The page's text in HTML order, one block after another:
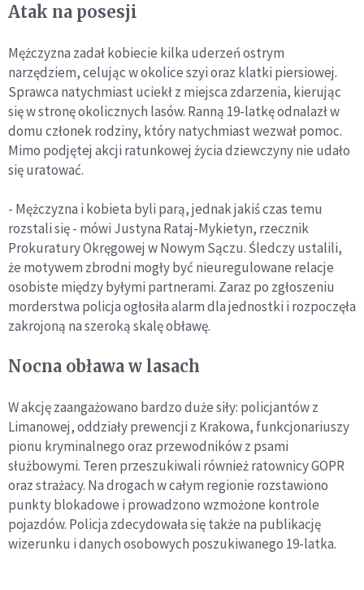
Atak na posesji
Mężczyzna zadał kobiecie kilka uderzeń ostrym
narzędziem, celując w okolice szyi oraz klatki piersiowej.
Sprawca natychmiast uciekł z miejsca zdarzenia, kierując
się w stronę okolicznych lasów. Ranną 19-latkę odnalazł w
domu członek rodziny, który natychmiast wezwał pomoc.
Mimo podjętej akcji ratunkowej życia dziewczyny nie udało
się uratować.
- Mężczyzna i kobieta byli parą, jednak jakiś czas temu
rozstali się - mówi Justyna Rataj-Mykietyn, rzecznik
Prokuratury Okręgowej w Nowym Sączu. Śledczy ustalili,
że motywem zbrodni mogły być nieuregulowane relacje
osobiste między byłymi partnerami. Zaraz po zgłoszeniu
morderstwa policja ogłosiła alarm dla jednostki i rozpoczęła
zakrojoną na szeroką skalę obławę.
Nocna obława w lasach
W akcję zaangażowano bardzo duże siły: policjantów z
Limanowej, oddziały prewencji z Krakowa, funkcjonariuszy
pionu kryminalnego oraz przewodników z psami
służbowymi. Teren przeszukiwali również ratownicy GOPR
oraz strażacy. Na drogach w całym regionie rozstawiono
punkty blokadowe i prowadzono wzmożone kontrole
pojazdów. Policja zdecydowała się także na publikację
wizerunku i danych osobowych poszukiwanego 19-latka.